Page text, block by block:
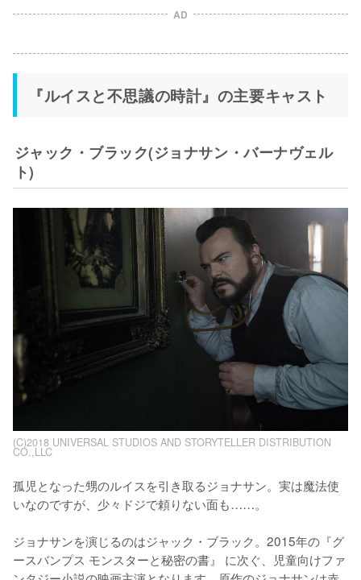
AD
『ルイスと不思議の時計』の主要キャスト
ジャック・ブラック(ジョナサン・バーナヴェル
ト)
(C)2018 UNIVERSAL STUDIOS AND STORYTELLER DISTRIBUTION
CO.,LLC
孤児となった甥のルイスを引き取るジョナサン。実は魔法使
いなのですが、少々ドジで頼りない面も……。
ジョナサンを演じるのはジャック・ブラック。2015年の『グ
ースバンプス モンスターと秘密の書』 に次ぐ、児童向けファ